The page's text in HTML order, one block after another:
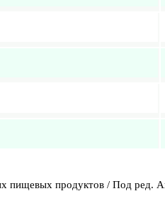
пищевых продуктов / Под